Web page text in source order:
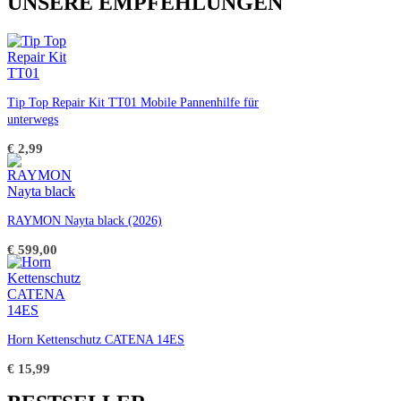
können
auf
der
Produktseite
gewählt
werden
können
auf
der
Produktseite
gewählt
werden
Tip Top Repair Kit TT01 Mobile Pannenhilfe für
unterwegs
€ 2,99
RAYMON Nayta black (2026)
€ 599,00
Horn Kettenschutz CATENA 14ES
€ 15,99